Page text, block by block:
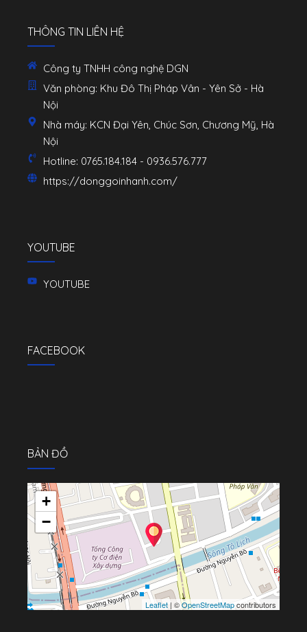
THÔNG TIN LIÊN HỆ
Công ty TNHH công nghệ DGN
Văn phòng: Khu Đô Thị Pháp Vân - Yên Sở - Hà
Nội
Nhà máy: KCN Đại Yên, Chúc Sơn, Chương Mỹ, Hà
Nội
Hotline: 0765.184.184 - 0936.576.777
https://donggoinhanh.com/
YOUTUBE
YOUTUBE
FACEBOOK
BẢN ĐỒ
+
−
Leaflet | ©OpenStreetMapcontributors